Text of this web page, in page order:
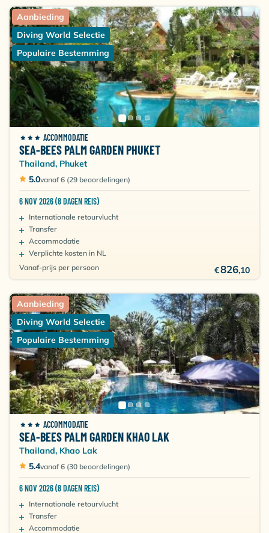
Aanbieding
Diving World Selectie
Populaire Bestemming
ACCOMMODATIE
SEA-BEES PALM GARDEN PHUKET
Thailand, Phuket
5.0vanaf 6 (29 beoordelingen)
6 NOV 2026 (8 DAGEN REIS)
Internationale retourvlucht
Transfer
Accommodatie
Verplichte kosten in NL
Vanaf-prijs per persoon
€826,10
Aanbieding
Diving World Selectie
Populaire Bestemming
ACCOMMODATIE
SEA-BEES PALM GARDEN KHAO LAK
Thailand, Khao Lak
5.4vanaf 6 (30 beoordelingen)
6 NOV 2026 (8 DAGEN REIS)
Internationale retourvlucht
Transfer
Accommodatie